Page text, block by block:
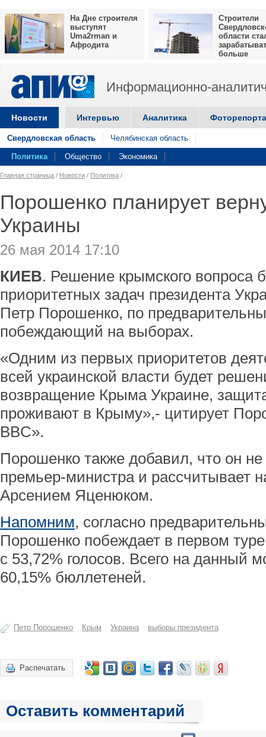
На Дне строителя
выступят
Uma2rman и
Афродита
Строители
области
больше
Информационно-
Новости Интервью Аналитика
Свердловская область Челябинская область
Политика Общество Экономика
Главная страница / Новости / Политика /
Порошенко планирует
Украины
26 мая 2014 17:10
КИЕВ. Решение крымского вопроса
приоритетных задач президента
Петр Порошенко, по
побеждающий на выборах.
«Одним из первых приоритетов
всей украинской власти будет
возвращение Крыма Украине,
проживают в Крыму»,- цитирует
BBC».
Порошенко также добавил, что он
премьер-министра и рассчитывает
Арсением Яценюком.
Напомним, согласно
Порошенко побеждает в первом
с 53,72% голосов. Всего на данный
60,15% бюллетеней.
Петр Порошенко Крым Украина выборы президента
Распечатать
Оставить комментарий